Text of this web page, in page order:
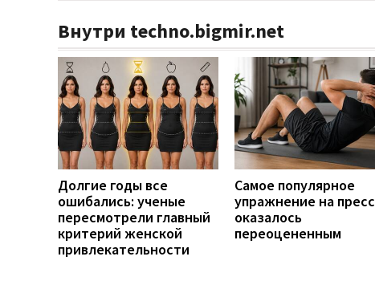
Внутри techno.bigmir.net
Долгие годы все
ошибались: ученые
пересмотрели главный
критерий женской
привлекательности
Самое популярное
упражнение на пресс
оказалось
переоцененным